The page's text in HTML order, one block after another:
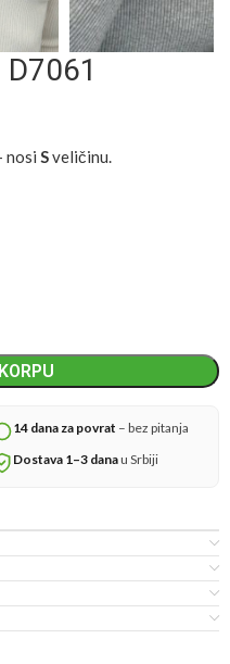
nosi Sveličinu.
14 dana za povrat – bez pitanja
Dostava 1–3 danau Srbiji